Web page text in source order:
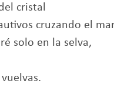
cristal
cruzando el
solo en la selva,